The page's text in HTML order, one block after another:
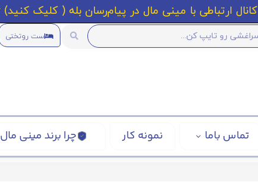
کانال ارتباطی با مینی مال در پیام‌رسان بله ( کلیک کنید) 09218315396
ست روتختی
تماس باما نمونه کار چرا برند مینی مال